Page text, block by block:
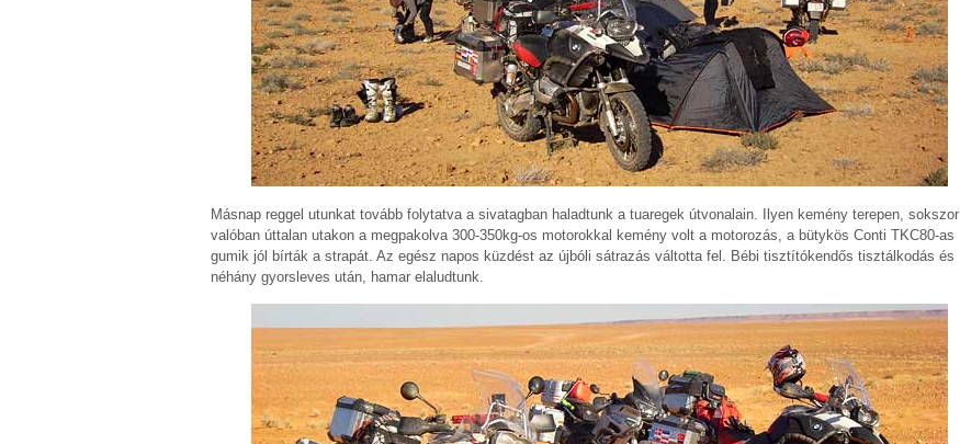
Másnap reggel utunkat tovább folytatva a sivatagban haladtunk a tuaregek útvonalain. Ilyen kemény terepen, sokszor
valóban úttalan utakon a megpakolva 300-350kg-os motorokkal kemény volt a motorozás, a bütykös Conti TKC80-as
gumik jól bírták a strapát. Az egész napos küzdést az újbóli sátrazás váltotta fel. Bébi tisztítókendős tisztálkodás és
néhány gyorsleves után, hamar elaludtunk.